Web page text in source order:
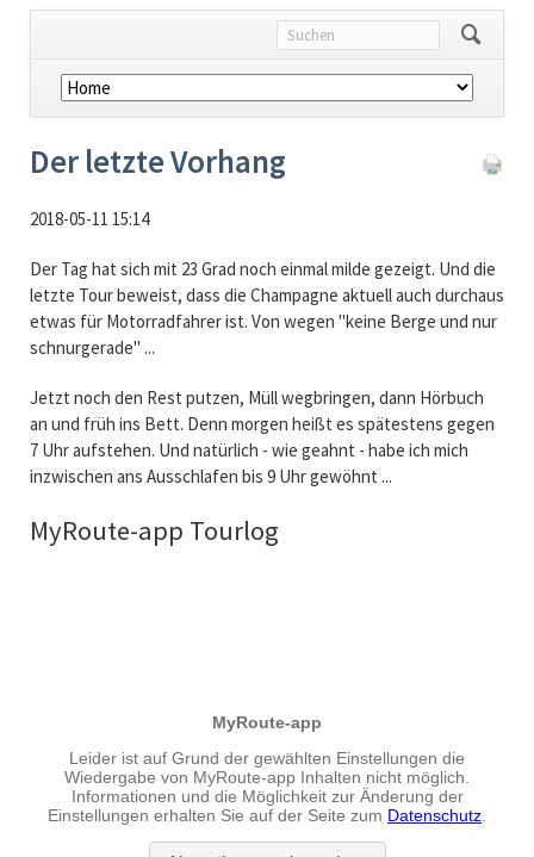
Navigation
überspringen
Der letzte Vorhang
2018-05-11 15:14
Der Tag hat sich mit 23 Grad noch einmal milde gezeigt. Und die
letzte Tour beweist, dass die Champagne aktuell auch durchaus
etwas für Motorradfahrer ist. Von wegen "keine Berge und nur
schnurgerade" ...
Jetzt noch den Rest putzen, Müll wegbringen, dann Hörbuch
an und früh ins Bett. Denn morgen heißt es spätestens gegen
7 Uhr aufstehen. Und natürlich - wie geahnt - habe ich mich
inzwischen ans Ausschlafen bis 9 Uhr gewöhnt ...
MyRoute-app Tourlog